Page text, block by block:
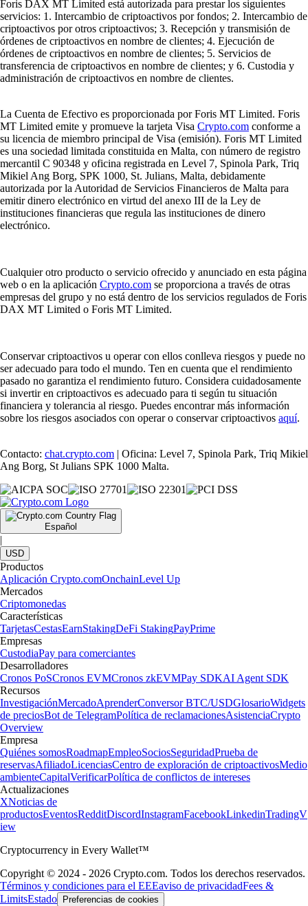
Foris DAX MT Limited está autorizada para prestar los siguientes
servicios: 1. Intercambio de criptoactivos por fondos; 2. Intercambio de
criptoactivos por otros criptoactivos; 3. Recepción y transmisión de
órdenes de criptoactivos en nombre de clientes; 4. Ejecución de
órdenes de criptoactivos en nombre de clientes; 5. Servicios de
transferencia de criptoactivos en nombre de clientes; y 6. Custodia y
administración de criptoactivos en nombre de clientes.
La Cuenta de Efectivo es proporcionada por Foris MT Limited. Foris
MT Limited emite y promueve la tarjeta Visa Crypto.com conforme a
su licencia de miembro principal de Visa (emisión). Foris MT Limited
es una sociedad limitada constituida en Malta, con número de registro
mercantil C 90348 y oficina registrada en Level 7, Spinola Park, Triq
Mikiel Ang Borg, SPK 1000, St. Julians, Malta, debidamente
autorizada por la Autoridad de Servicios Financieros de Malta para
emitir dinero electrónico en virtud del anexo III de la Ley de
instituciones financieras que regula las instituciones de dinero
electrónico.
Cualquier otro producto o servicio ofrecido y anunciado en esta página
web o en la aplicación Crypto.com se proporciona a través de otras
empresas del grupo y no está dentro de los servicios regulados de Foris
DAX MT Limited o Foris MT Limited.
Conservar criptoactivos u operar con ellos conlleva riesgos y puede no
ser adecuado para todo el mundo. Ten en cuenta que el rendimiento
pasado no garantiza el rendimiento futuro. Considera cuidadosamente
si invertir en criptoactivos es adecuado para ti según tu situación
financiera y tolerancia al riesgo. Puedes encontrar más información
sobre los riesgos asociados con operar o conservar criptoactivos aquí.
Contacto: chat.crypto.com | Oficina: Level 7, Spinola Park, Triq Mikiel
Ang Borg, St Julians SPK 1000 Malta.
Español
|
USD
Productos
Aplicación Crypto.comOnchainLevel Up
Mercados
Criptomonedas
Características
TarjetasCestasEarnStakingDeFi StakingPayPrime
Empresas
CustodiaPay para comerciantes
Desarrolladores
Cronos PoSCronos EVMCronos zkEVMPay SDKAI Agent SDK
Recursos
InvestigaciónMercadoAprenderConversor BTC/USDGlosarioWidgets
de preciosBot de TelegramPolítica de reclamacionesAsistenciaCrypto
Overview
Empresa
Quiénes somosRoadmapEmpleoSociosSeguridadPrueba de
reservasAfiliadoLicenciasCentro de exploración de criptoactivosMedio
ambienteCapitalVerificarPolítica de conflictos de intereses
Actualizaciones
XNoticias de
productosEventosRedditDiscordInstagramFacebookLinkedinTradingV
iew
Cryptocurrency in Every Wallet™
Copyright © 2024 - 2026 Crypto.com. Todos los derechos reservados.
Términos y condiciones para el EEEaviso de privacidadFees &
LimitsEstado Preferencias de cookies